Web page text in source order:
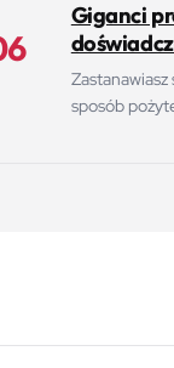
Giganci
sposób